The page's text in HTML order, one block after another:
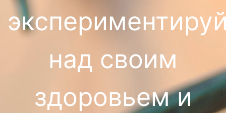
над своим
здоровьем и